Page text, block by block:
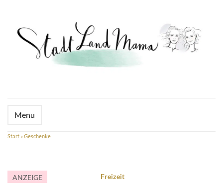
Menu
Start » Geschenke
ANZEIGE Freizeit